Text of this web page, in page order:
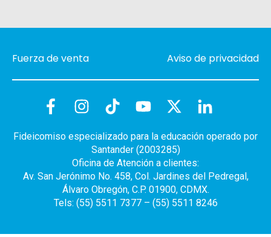
Fuerza de venta Aviso de privacidad
Fideicomiso especializado para la educación operado por
Santander (2003285)
Oficina de Atención a clientes:
Av. San Jerónimo No. 458, Col. Jardines del Pedregal,
Álvaro Obregón, C.P. 01900, CDMX.
Tels: (55) 5511 7377 – (55) 5511 8246